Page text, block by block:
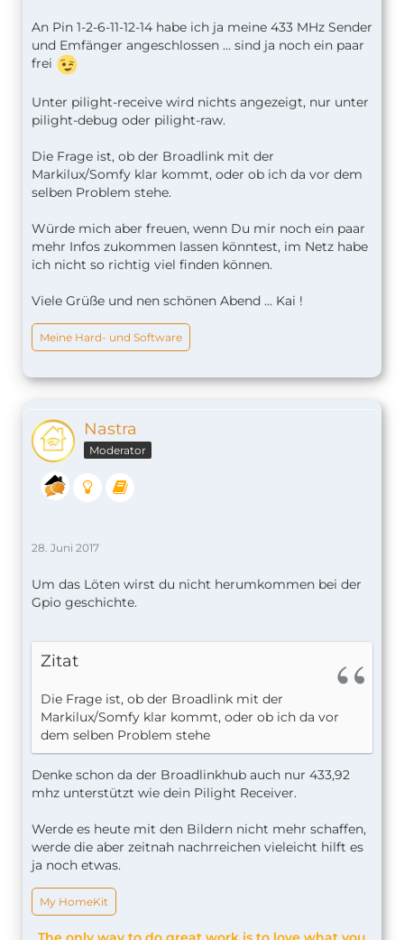
An Pin 1-2-6-11-12-14 habe ich ja meine 433 MHz Sender
und Emfänger angeschlossen ... sind ja noch ein paar
frei
Unter pilight-receive wird nichts angezeigt, nur unter
pilight-debug oder pilight-raw.
Die Frage ist, ob der Broadlink mit der
Markilux/Somfy klar kommt, oder ob ich da vor dem
selben Problem stehe.
Würde mich aber freuen, wenn Du mir noch ein paar
mehr Infos zukommen lassen könntest, im Netz habe
ich nicht so richtig viel finden können.
Viele Grüße und nen schönen Abend ... Kai !
Meine Hard- und Software
Nastra
Moderator
28. Juni 2017
Um das Löten wirst du nicht herumkommen bei der
Gpio geschichte.
Zitat
Die Frage ist, ob der Broadlink mit der
Markilux/Somfy klar kommt, oder ob ich da vor
dem selben Problem stehe
Denke schon da der Broadlinkhub auch nur 433,92
mhz unterstützt wie dein Pilight Receiver.
Werde es heute mit den Bildern nicht mehr schaffen,
werde die aber zeitnah nachrreichen vieleicht hilft es
ja noch etwas.
My HomeKit